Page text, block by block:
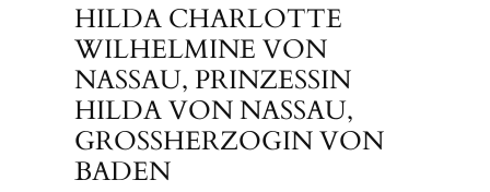
HILDA CHARLOTTE
WILHELMINE VON
NASSAU, PRINZESSIN
HILDA VON NASSAU,
GROSSHERZOGIN VON B
ADEN